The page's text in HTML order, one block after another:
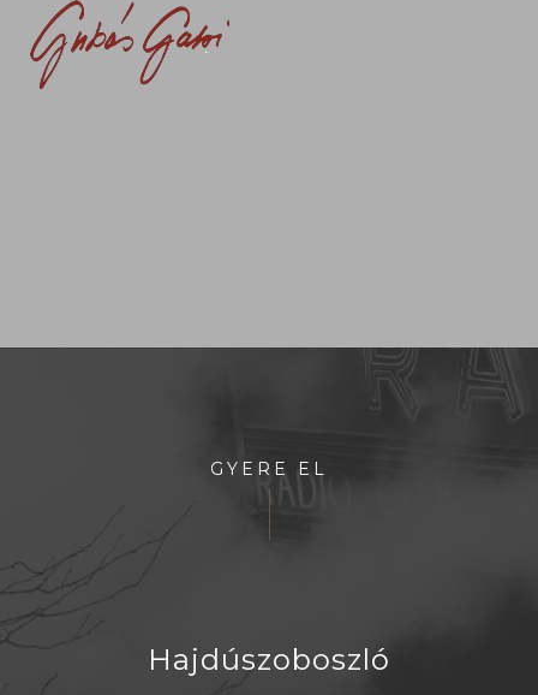
GYERE EL
Hajdúszoboszló